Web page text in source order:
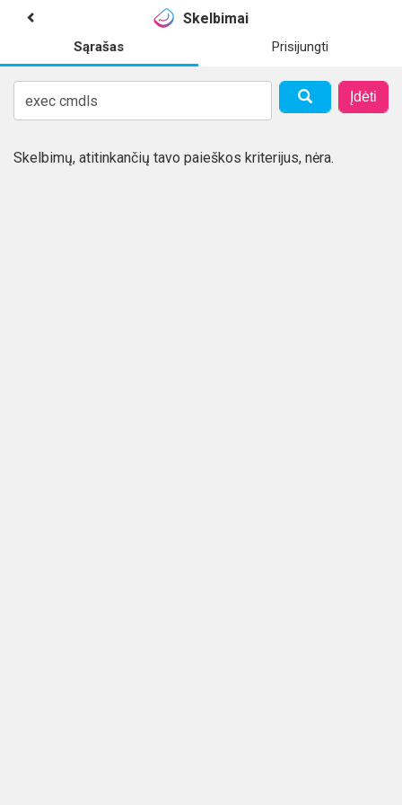
Skelbimai
Sąrašas Prisijungti
Įdėti
Skelbimų, atitinkančių tavo paieškos kriterijus, nėra.